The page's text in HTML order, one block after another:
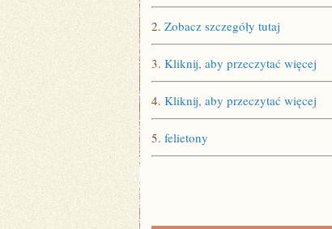
2. Zobacz szczegóły tutaj
3. Kliknij, aby przeczytać więcej
4. Kliknij, aby przeczytać więcej
5. felietony